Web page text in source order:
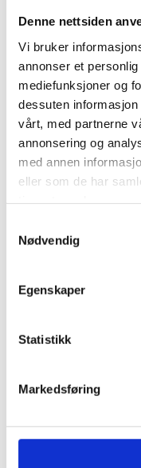
Denne nettsiden
Vi bruker
annonser et
mediefunksjoner og
dessuten
vårt, med partnerne
annonsering og
med annen
eller som de har
Nødvendig
Egenskaper
Statistikk
Markedsføring
Tilgjengelighet
Noen båtplasser
Fasiliteter
Fullservice